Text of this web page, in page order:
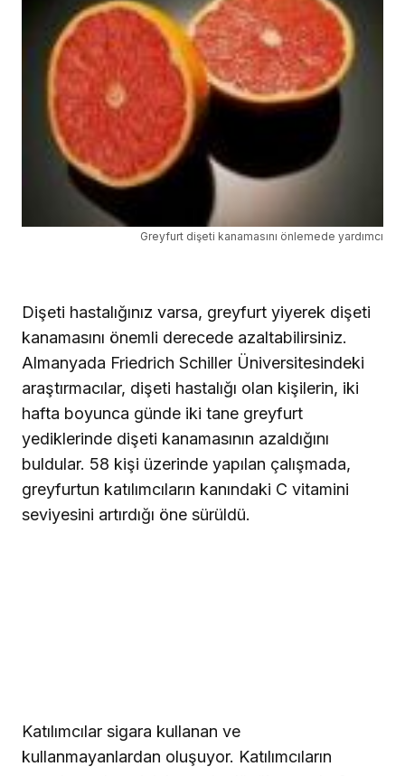
Greyfurt dişeti kanamasını önlemede yardımcı
Dişeti hastalığınız varsa, greyfurt yiyerek dişeti
kanamasını önemli derecede azaltabilirsiniz.
Almanyada Friedrich Schiller Üniversitesindeki
araştırmacılar, dişeti hastalığı olan kişilerin, iki
hafta boyunca günde iki tane greyfurt
yediklerinde dişeti kanamasının azaldığını
buldular. 58 kişi üzerinde yapılan çalışmada,
greyfurtun katılımcıların kanındaki C vitamini
seviyesini artırdığı öne sürüldü.
Katılımcılar sigara kullanan ve
kullanmayanlardan oluşuyor. Katılımcıların